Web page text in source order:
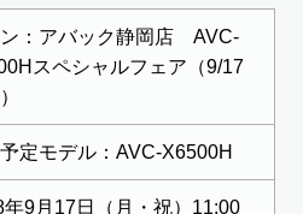
：アバック静岡店 AVC-
スペシャルフェア（9/17
定モデル：AVC-X6500H
年9月17日（月・祝）11:00